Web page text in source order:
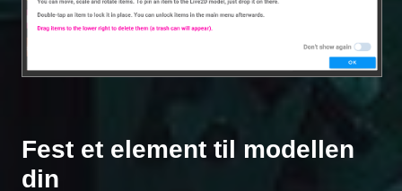
Fest et element til modellen
din